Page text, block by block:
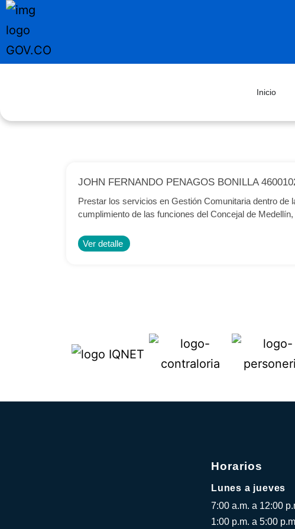
Inicio
JOHN FERNANDO PENAGOS BONILLA
Prestar los servicios en Gestión Comunitaria dentro de
cumplimiento de las funciones del Concejal de
Ver detalle
Horarios
Lunes a jueves
7:00 a.m. a 12:00
1:00 p.m. a 5:00